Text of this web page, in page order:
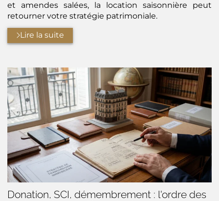
et amendes salées, la location saisonnière peut
retourner votre stratégie patrimoniale.
Lire la suite
Donation, SCI, démembrement : l'ordre des